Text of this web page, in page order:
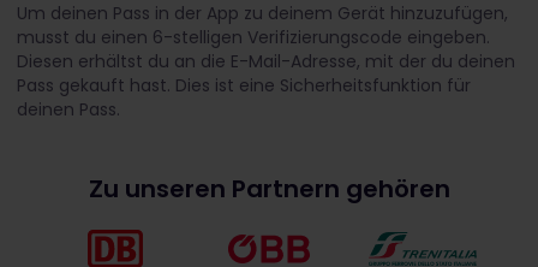
Um deinen Pass in der App zu deinem Gerät hinzuzufügen,
musst du einen 6-stelligen Verifizierungscode eingeben.
Diesen erhältst du an die E-Mail-Adresse, mit der du deinen
Pass gekauft hast. Dies ist eine Sicherheitsfunktion für
deinen Pass.
Zu unseren Partnern gehören